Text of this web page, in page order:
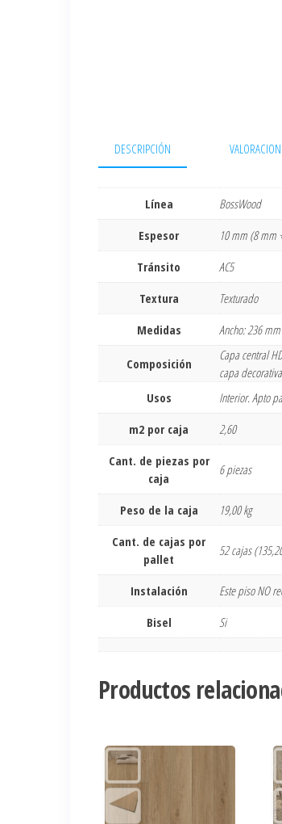
DESCRIPCIÓN
Línea
BossWood
Espesor
10 mm (8 mm
Tránsito
AC5
Textura
Texturado
Medidas
Ancho: 236
Composición
Capa central
capa
Usos
Interior. Apto
m2 por caja
2,60
Cant. de piezas por
caja
6 piezas
Peso de la caja
19,00 kg
Cant. de cajas por
pallet
52 cajas
Instalación
Este piso NO
Bisel
Si
Productos